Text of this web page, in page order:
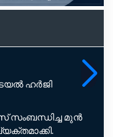
ഹർജി
സംബന്ധിച്ച മുൻ